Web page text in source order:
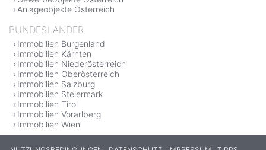
Anlageobjekte Österreich
BUNDESLÄNDER
Immobilien Burgenland
Immobilien Kärnten
Immobilien Niederösterreich
Immobilien Oberösterreich
Immobilien Salzburg
Immobilien Steiermark
Immobilien Tirol
Immobilien Vorarlberg
Immobilien Wien